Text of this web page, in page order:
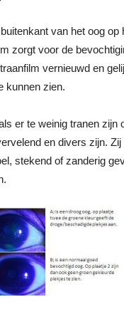
van het oog
zorgt voor de
vernieuwd en
kunnen zien.
er te weinig tranen
en divers zijn.
stekend of zanderig